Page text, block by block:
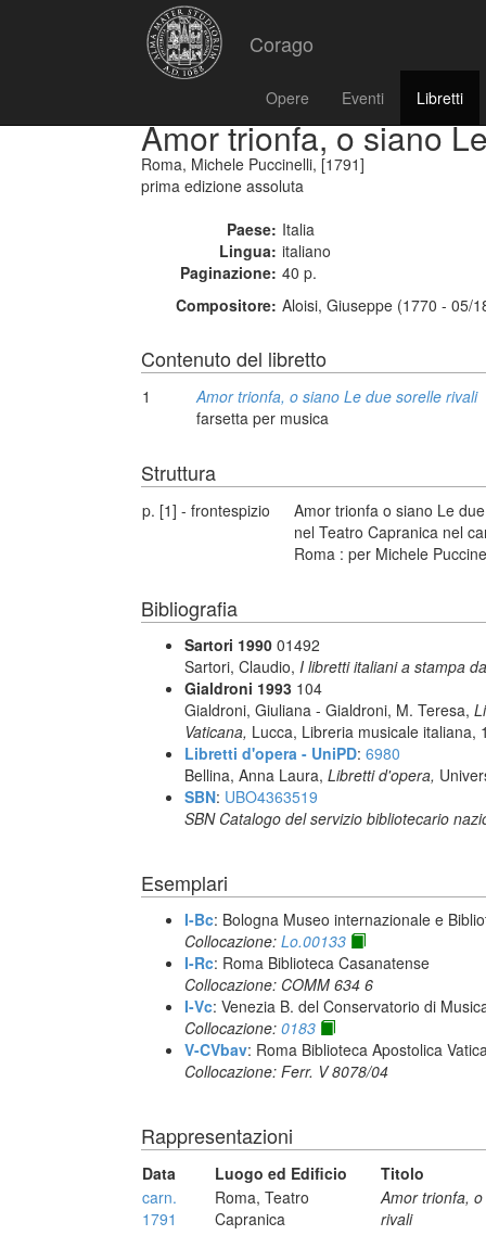
Corago
Opere Eventi Libretti
Amor trionfa, o siano
Roma, Michele Puccinelli, [1791]
prima edizione assoluta
Paese: Italia
Lingua: italiano
Paginazione: 40 p.
Compositore: Aloisi, Giuseppe (1770 - 05/
Contenuto del libretto
1
Amor trionfa, o siano Le due sorelle rivali
farsetta per musica
Struttura
p. [1] - frontespizio
Amor trionfa o siano Le
nel Teatro Capranica nel
Roma : per Michele
Bibliografia
Sartori 1990 01492
Sartori, Claudio, I libretti italiani a stampa
Gialdroni 1993 104
Gialdroni, Giuliana - Gialdroni, M. Teresa,
Vaticana, Lucca, Libreria musicale italiana,
Libretti d'opera - UniPD: 6980
Bellina, Anna Laura, Libretti d'opera,
SBN: UBO4363519
SBN Catalogo del servizio bibliotecario
Esemplari
I-Bc: Bologna Museo internazionale e
Collocazione: Lo.00133
I-Rc: Roma Biblioteca Casanatense
Collocazione: COMM 634 6
I-Vc: Venezia B. del Conservatorio di
Collocazione: 0183
V-CVbav: Roma Biblioteca Apostolica
Collocazione: Ferr. V 8078/04
Rappresentazioni
Data Luogo ed Edificio
Titolo
carn.
1791
Roma, Teatro
Capranica
Amor trionfa,
rivali